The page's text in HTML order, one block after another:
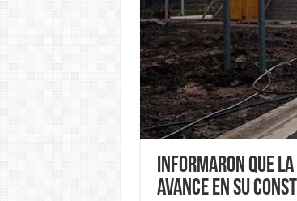
Informaron que la
avance en su